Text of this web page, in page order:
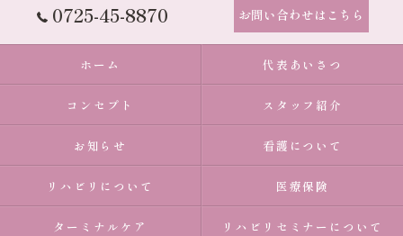
0725-45-8870 お問い合わせはこちら
ホーム 代表あいさつ
コンセプト スタッフ紹介
お知らせ 看護について
リハビリについて 医療保険
ターミナルケア リハビリセミナーについて